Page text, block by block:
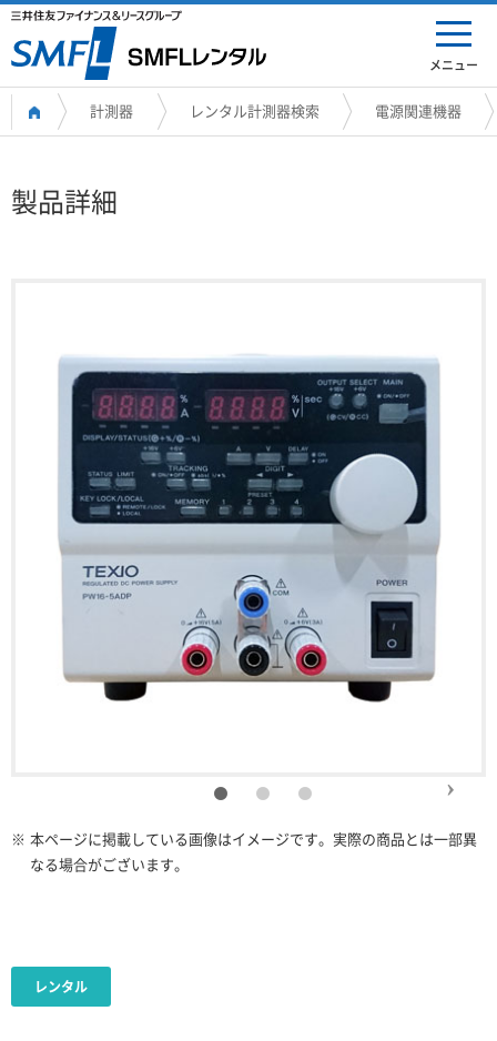
メニュー
計測器 レンタル計測器検索 電源関連機器
製品詳細
※ 本ページに掲載している画像はイメージです。実際の商品とは一部異
なる場合がございます。